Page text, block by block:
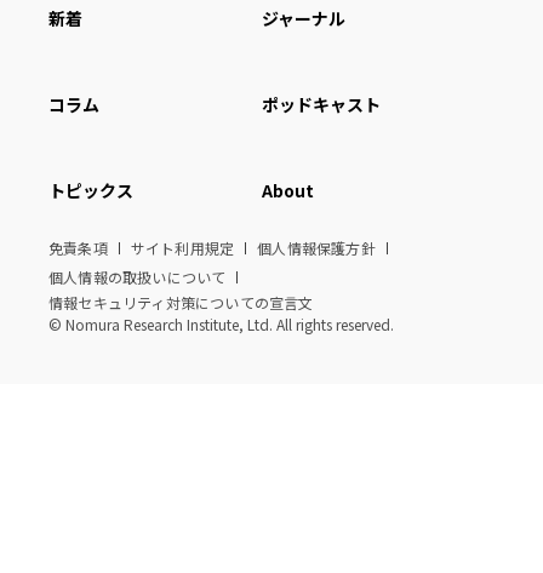
新着 ジャーナル
コラム ポッドキャスト
トピックス About
免責条項 サイト利用規定
個人情報保護方針
個人情報の取扱いについて
情報セキュリティ対策についての宣言文
© Nomura Research Institute, Ltd. All rights reserved.